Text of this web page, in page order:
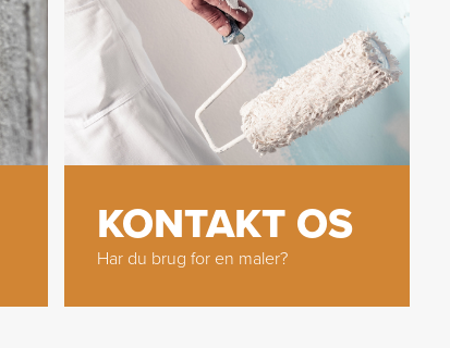
KONTAKT OS
Har du brug for en maler?